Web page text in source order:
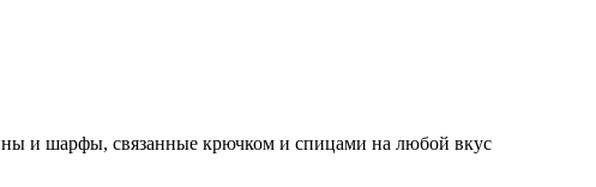
и шарфы, связанные крючком и спицами на любой вкус